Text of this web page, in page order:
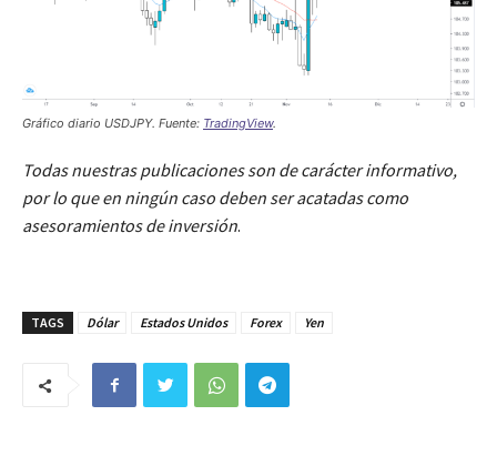
Gráfico diario USDJPY. Fuente: TradingView.
Todas nuestras publicaciones son de carácter informativo,
por lo que en ningún caso deben ser acatadas como
asesoramientos de inversión.
TAGS Dólar Estados Unidos Forex Yen